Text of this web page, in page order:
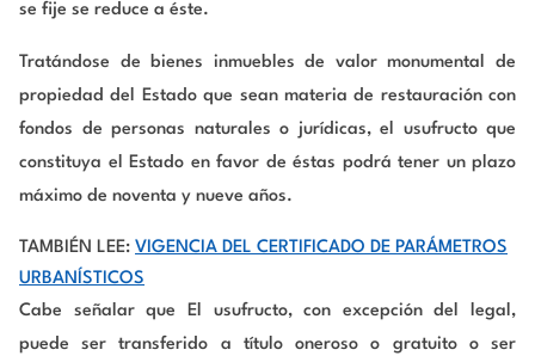
se fije se reduce a éste.
Tratándose de bienes inmuebles de valor monumental de
propiedad del Estado que sean materia de restauración con
fondos de personas naturales o jurídicas, el usufructo que
constituya el Estado en favor de éstas podrá tener un plazo
máximo de noventa y nueve años.
TAMBIÉN LEE: VIGENCIA DEL CERTIFICADO DE PARÁMETROS
URBANÍSTICOS
Cabe señalar que El usufructo, con excepción del legal,
puede ser transferido a título oneroso o gratuito o ser